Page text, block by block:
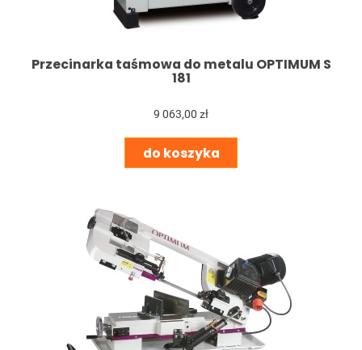
Przecinarka taśmowa do metalu OPTIMUM S
181
9 063,00 zł
do koszyka